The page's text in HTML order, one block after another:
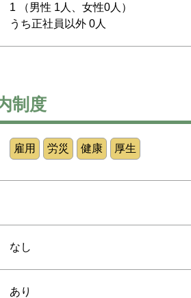
1 （男性 1人、女性0人）
うち正社員以外 0人
制度
雇用 労災 健康 厚生
なし
あり